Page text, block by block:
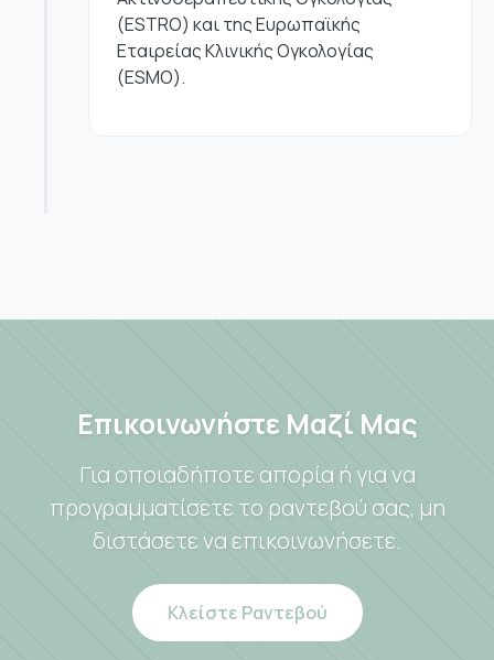
(ESTRO) και της Ευρωπαϊκής
Εταιρείας Κλινικής Ογκολογίας
(ESMO).
Επικοινωνήστε Μαζί Μας
Για οποιαδήποτε απορία ή για να
προγραμματίσετε το ραντεβού σας, μη
διστάσετε να επικοινωνήσετε.
Κλείστε Ραντεβού